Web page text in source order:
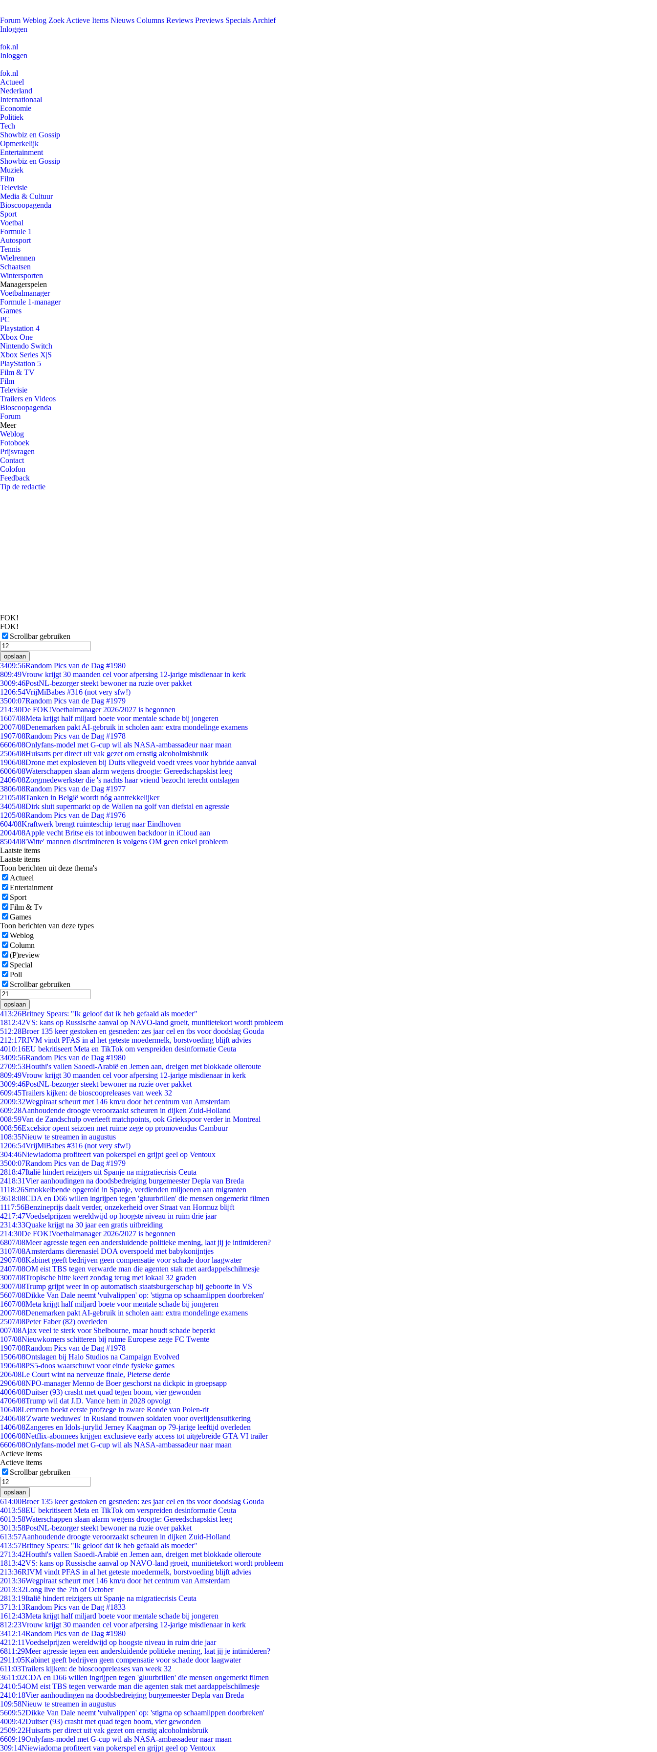
Forum Weblog Zoek Actieve Items Nieuws Columns Reviews Previews Specials Archief
Inloggen
fok.nl
Inloggen
fok.nl
Actueel
Nederland
Internationaal
Economie
Politiek
Tech
Showbiz en Gossip
Opmerkelijk
Entertainment
Showbiz en Gossip
Muziek
Film
Televisie
Media & Cultuur
Bioscoopagenda
Sport
Voetbal
Formule 1
Autosport
Tennis
Wielrennen
Schaatsen
Wintersporten
Managerspelen
Voetbalmanager
Formule 1-manager
Games
PC
Playstation 4
Xbox One
Nintendo Switch
Xbox Series X|S
PlayStation 5
Film & TV
Film
Televisie
Trailers en Videos
Bioscoopagenda
Forum
Meer
Weblog
Fotoboek
Prijsvragen
Contact
Colofon
Feedback
Tip de redactie
FOK!
FOK!
Scrollbar gebruiken
opslaan
3409:56Random Pics van de Dag #1980
809:49Vrouw krijgt 30 maanden cel voor afpersing 12-jarige misdienaar in kerk
3009:46PostNL-bezorger steekt bewoner na ruzie over pakket
1206:54VrijMiBabes #316 (not very sfw!)
3500:07Random Pics van de Dag #1979
214:30De FOK!Voetbalmanager 2026/2027 is begonnen
1607/08Meta krijgt half miljard boete voor mentale schade bij jongeren
2007/08Denemarken pakt AI-gebruik in scholen aan: extra mondelinge examens
1907/08Random Pics van de Dag #1978
6606/08Onlyfans-model met G-cup wil als NASA-ambassadeur naar maan
2506/08Huisarts per direct uit vak gezet om ernstig alcoholmisbruik
1906/08Drone met explosieven bij Duits vliegveld voedt vrees voor hybride aanval
6006/08Waterschappen slaan alarm wegens droogte: Gereedschapskist leeg
2406/08Zorgmedewerkster die 's nachts haar vriend bezocht terecht ontslagen
3806/08Random Pics van de Dag #1977
2105/08Tanken in België wordt nóg aantrekkelijker
3405/08Dirk sluit supermarkt op de Wallen na golf van diefstal en agressie
1205/08Random Pics van de Dag #1976
604/08Kraftwerk brengt ruimteschip terug naar Eindhoven
2004/08Apple vecht Britse eis tot inbouwen backdoor in iCloud aan
8504/08'Witte' mannen discrimineren is volgens OM geen enkel probleem
Laatste items
Laatste items
Toon berichten uit deze thema's
Actueel
Entertainment
Sport
Film & Tv
Games
Toon berichten van deze types
Weblog
Column
(P)review
Special
Poll
Scrollbar gebruiken
opslaan
413:26Britney Spears: "Ik geloof dat ik heb gefaald als moeder"
1812:42VS: kans op Russische aanval op NAVO-land groeit, munitietekort wordt probleem
512:28Broer 135 keer gestoken en gesneden: zes jaar cel en tbs voor doodslag Gouda
212:17RIVM vindt PFAS in al het geteste moedermelk, borstvoeding blijft advies
4010:16EU bekritiseert Meta en TikTok om verspreiden desinformatie Ceuta
3409:56Random Pics van de Dag #1980
2709:53Houthi's vallen Saoedi-Arabië en Jemen aan, dreigen met blokkade olieroute
809:49Vrouw krijgt 30 maanden cel voor afpersing 12-jarige misdienaar in kerk
3009:46PostNL-bezorger steekt bewoner na ruzie over pakket
609:45Trailers kijken: de bioscoopreleases van week 32
2009:32Wegpiraat scheurt met 146 km/u door het centrum van Amsterdam
609:28Aanhoudende droogte veroorzaakt scheuren in dijken Zuid-Holland
008:59Van de Zandschulp overleeft matchpoints, ook Griekspoor verder in Montreal
008:56Excelsior opent seizoen met ruime zege op promovendus Cambuur
108:35Nieuw te streamen in augustus
1206:54VrijMiBabes #316 (not very sfw!)
304:46Niewiadoma profiteert van pokerspel en grijpt geel op Ventoux
3500:07Random Pics van de Dag #1979
2818:47Italië hindert reizigers uit Spanje na migratiecrisis Ceuta
2418:31Vier aanhoudingen na doodsbedreiging burgemeester Depla van Breda
1118:26Smokkelbende opgerold in Spanje, verdienden miljoenen aan migranten
3618:08CDA en D66 willen ingrijpen tegen 'gluurbrillen' die mensen ongemerkt filmen
1117:56Benzineprijs daalt verder, onzekerheid over Straat van Hormuz blijft
4217:47Voedselprijzen wereldwijd op hoogste niveau in ruim drie jaar
2314:33Quake krijgt na 30 jaar een gratis uitbreiding
214:30De FOK!Voetbalmanager 2026/2027 is begonnen
6807/08Meer agressie tegen een andersluidende politieke mening, laat jij je intimideren?
3107/08Amsterdams dierenasiel DOA overspoeld met babykonijntjes
2907/08Kabinet geeft bedrijven geen compensatie voor schade door laagwater
2407/08OM eist TBS tegen verwarde man die agenten stak met aardappelschilmesje
3007/08Tropische hitte keert zondag terug met lokaal 32 graden
3007/08Trump grijpt weer in op automatisch staatsburgerschap bij geboorte in VS
5607/08Dikke Van Dale neemt 'vulvalippen' op: 'stigma op schaamlippen doorbreken'
1607/08Meta krijgt half miljard boete voor mentale schade bij jongeren
2007/08Denemarken pakt AI-gebruik in scholen aan: extra mondelinge examens
2507/08Peter Faber (82) overleden
007/08Ajax veel te sterk voor Shelbourne, maar houdt schade beperkt
107/08Nieuwkomers schitteren bij ruime Europese zege FC Twente
1907/08Random Pics van de Dag #1978
1506/08Ontslagen bij Halo Studios na Campaign Evolved
1906/08PS5-doos waarschuwt voor einde fysieke games
206/08Le Court wint na nerveuze finale, Pieterse derde
2906/08NPO-manager Menno de Boer geschorst na dickpic in groepsapp
4006/08Duitser (93) crasht met quad tegen boom, vier gewonden
4706/08Trump wil dat J.D. Vance hem in 2028 opvolgt
106/08Lemmen boekt eerste profzege in zware Ronde van Polen-rit
2406/08'Zwarte weduwes' in Rusland trouwen soldaten voor overlijdensuitkering
1406/08Zangeres en Idols-jurylid Jerney Kaagman op 79-jarige leeftijd overleden
1006/08Netflix-abonnees krijgen exclusieve early access tot uitgebreide GTA VI trailer
6606/08Onlyfans-model met G-cup wil als NASA-ambassadeur naar maan
Actieve items
Actieve items
Scrollbar gebruiken
opslaan
614:00Broer 135 keer gestoken en gesneden: zes jaar cel en tbs voor doodslag Gouda
4013:58EU bekritiseert Meta en TikTok om verspreiden desinformatie Ceuta
6013:58Waterschappen slaan alarm wegens droogte: Gereedschapskist leeg
3013:58PostNL-bezorger steekt bewoner na ruzie over pakket
613:57Aanhoudende droogte veroorzaakt scheuren in dijken Zuid-Holland
413:57Britney Spears: "Ik geloof dat ik heb gefaald als moeder"
2713:42Houthi's vallen Saoedi-Arabië en Jemen aan, dreigen met blokkade olieroute
1813:42VS: kans op Russische aanval op NAVO-land groeit, munitietekort wordt probleem
213:36RIVM vindt PFAS in al het geteste moedermelk, borstvoeding blijft advies
2013:36Wegpiraat scheurt met 146 km/u door het centrum van Amsterdam
2013:32Long live the 7th of October
2813:19Italië hindert reizigers uit Spanje na migratiecrisis Ceuta
3713:13Random Pics van de Dag #1833
1612:43Meta krijgt half miljard boete voor mentale schade bij jongeren
812:23Vrouw krijgt 30 maanden cel voor afpersing 12-jarige misdienaar in kerk
3412:14Random Pics van de Dag #1980
4212:11Voedselprijzen wereldwijd op hoogste niveau in ruim drie jaar
6811:29Meer agressie tegen een andersluidende politieke mening, laat jij je intimideren?
2911:05Kabinet geeft bedrijven geen compensatie voor schade door laagwater
611:03Trailers kijken: de bioscoopreleases van week 32
3611:02CDA en D66 willen ingrijpen tegen 'gluurbrillen' die mensen ongemerkt filmen
2410:54OM eist TBS tegen verwarde man die agenten stak met aardappelschilmesje
2410:18Vier aanhoudingen na doodsbedreiging burgemeester Depla van Breda
109:58Nieuw te streamen in augustus
5609:52Dikke Van Dale neemt 'vulvalippen' op: 'stigma op schaamlippen doorbreken'
4009:42Duitser (93) crasht met quad tegen boom, vier gewonden
2509:22Huisarts per direct uit vak gezet om ernstig alcoholmisbruik
6609:19Onlyfans-model met G-cup wil als NASA-ambassadeur naar maan
309:14Niewiadoma profiteert van pokerspel en grijpt geel op Ventoux